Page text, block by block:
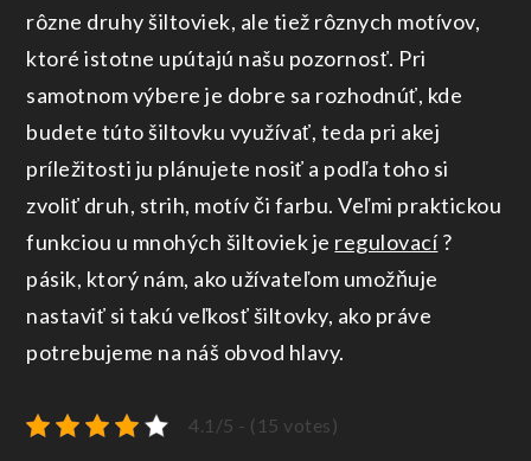
rôzne druhy šiltoviek, ale tiež rôznych motívov,
ktoré istotne upútajú našu pozornosť. Pri
samotnom výbere je dobre sa rozhodnúť, kde
budete túto šiltovku využívať, teda pri akej
príležitosti ju plánujete nosiť a podľa toho si
zvoliť druh, strih, motív či farbu. Veľmi praktickou
funkciou u mnohých šiltoviek je regulovací?
pásik, ktorý nám, ako užívateľom umožňuje
nastaviť si takú veľkosť šiltovky, ako práve
potrebujeme na náš obvod hlavy.
4.1/5 - (15 votes)